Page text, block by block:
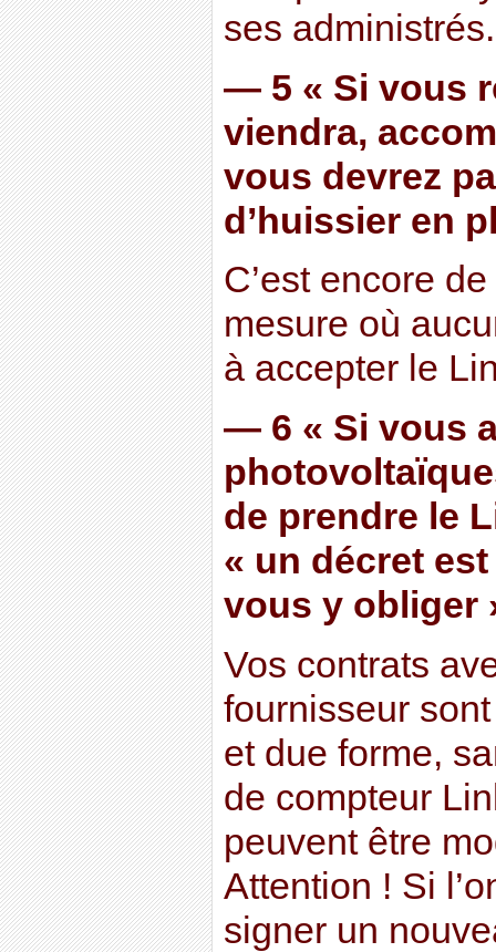
ses administrés.
— 5 « Si vous
viendra,
vous devrez
d’huissier en
C’est encore
mesure où
à accepter le
— 6 « Si vous
de prendre le
« un décret
vous y obliger
Vos contrats
fournisseur
et due forme,
de compteur
peuvent être
Attention ! Si
signer un